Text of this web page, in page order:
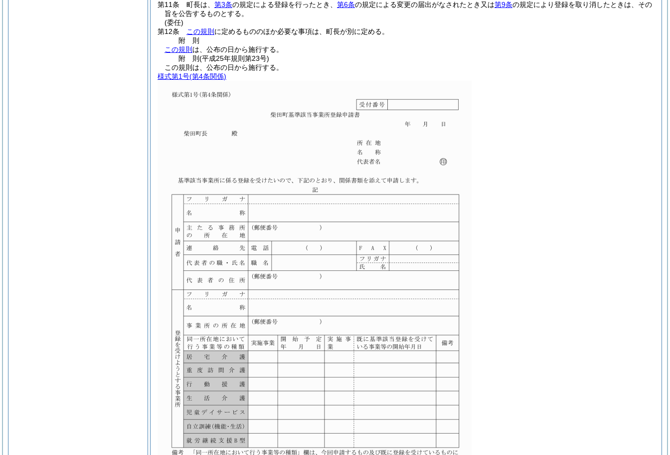
第11条
町長は、 第3条の規定による登録を行ったとき、 第6条の規定による変更の届出がなされたとき又は第9条の規定により登録を取り消したときは、その
旨を公告するものとする。
(委任)
第12条
この規則 に定めるもののほか必要な事項は、町長が別に定める。
附 則
この規則 は、公布の日から施行する。
附 則(平成25年規則第23号)
この規則は、公布の日から施行する。
様式第1号(第4条関係)